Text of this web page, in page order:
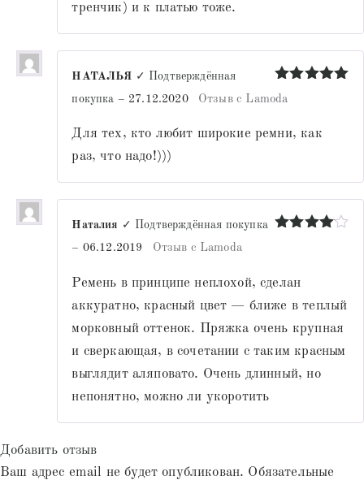
тренчик) и к платью тоже.
Оценка
из 5
НАТАЛЬЯ ✓ Подтверждённая
покупка – 27.12.2020 Отзыв с Lamoda
Для тех, кто любит широкие ремни, как
раз, что надо!)))
Наталия ✓ Подтверждённая покупка
– 06.12.2019 Отзыв с Lamoda
Ремень в принципе неплохой, сделан
аккуратно, красный цвет — ближе в теплый
морковный оттенок. Пряжка очень крупная
и сверкающая, в сочетании с таким красным
выглядит аляповато. Очень длинный, но
непонятно, можно ли укоротить
Добавить отзыв
Ваш адрес email не будет опубликован. Обязательные